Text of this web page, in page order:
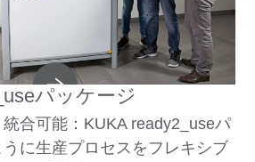
パッケージ
合可能：KUKA ready2_useパ
に生産プロセスをフレキシブ